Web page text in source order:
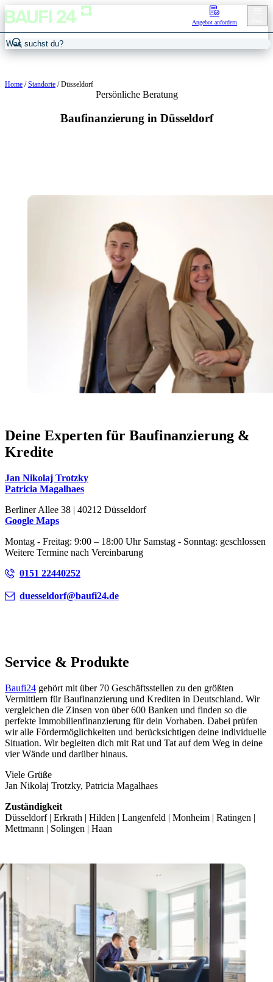
Angebot anfordern
Home /Standorte /Düsseldorf
Persönliche Beratung
Baufinanzierung in Düsseldorf
Deine Experten für Baufinanzierung &
Kredite
Jan Nikolaj Trotzky
Patricia Magalhaes
Berliner Allee 38 | 40212 Düsseldorf
Google Maps
Montag - Freitag: 9:00 – 18:00 Uhr Samstag - Sonntag: geschlossen
Weitere Termine nach Vereinbarung
0151 22440252
duesseldorf@baufi24.de
Service & Produkte
Baufi24 gehört mit über 70 Geschäftsstellen zu den größten
Vermittlern für Baufinanzierung und Krediten in Deutschland. Wir
vergleichen die Zinsen von über 600 Banken und finden so die
perfekte Immobilienfinanzierung für dein Vorhaben. Dabei prüfen
wir alle Fördermöglichkeiten und berücksichtigen deine individuelle
Situation. Wir begleiten dich mit Rat und Tat auf dem Weg in deine
vier Wände und darüber hinaus.
Viele Grüße
Jan Nikolaj Trotzky, Patricia Magalhaes
Zuständigkeit
Düsseldorf | Erkrath | Hilden | Langenfeld | Monheim | Ratingen |
Mettmann | Solingen | Haan